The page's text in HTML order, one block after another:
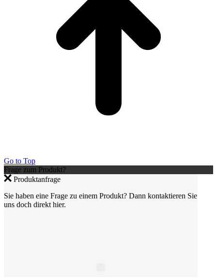
Go to Top
Frage zum Produkt?
Produktanfrage
Sie haben eine Frage zu einem Produkt? Dann kontaktieren Sie
uns doch direkt hier.